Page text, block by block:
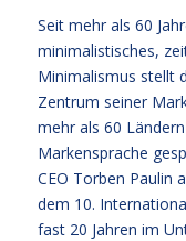
Seit mehr als 60
minimalistisches,
Minimalismus stellt
Zentrum seiner
mehr als 60
Markensprache
CEO Torben Paulin
dem 10.
fast 20 Jahren im